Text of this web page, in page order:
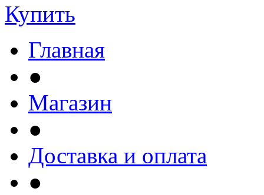
Купить
Главная
●
Магазин
●
Доставка и оплата
●